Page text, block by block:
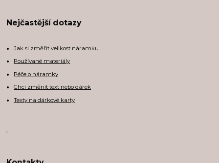
Nejčastější dotazy
Jak si změřit velikost náramku
Používané materiály
Péče o náramky
Chci změnit text nebo dárek
Texty na dárkové karty
,